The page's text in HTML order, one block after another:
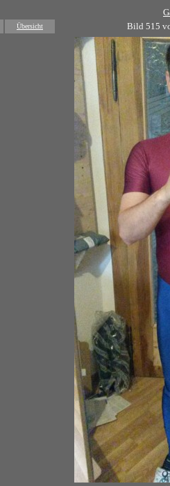
Übersicht Bild 515